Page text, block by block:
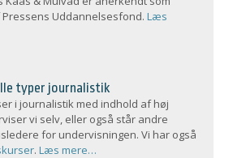
Uddannelsesfond.Læs
typer journalistik
i journalistik med indhold af høj
vi selv, eller også står andre
for undervisningen. Vi har også
.Læs mere…